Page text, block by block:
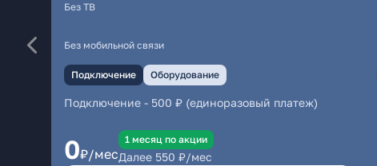
Без ТВ
Без мобильной связи
Подключение Оборудование
Подключение - 500 ₽ (единоразовый платеж)
0₽/мес
1 месяц по акции
Далее 550 ₽/мес